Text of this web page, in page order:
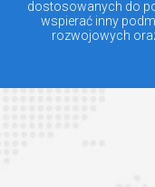
dostosowanych do
wspierać inny
rozwojowych